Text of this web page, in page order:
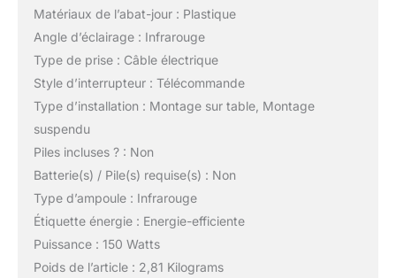
Matériaux de l’abat-jour : Plastique
Angle d’éclairage : Infrarouge
Type de prise : Câble électrique
Style d’interrupteur : Télécommande
Type d’installation : Montage sur table, Montage
suspendu
Piles incluses ? : Non
Batterie(s) / Pile(s) requise(s) : Non
Type d’ampoule : Infrarouge
Étiquette énergie : Energie-efficiente
Puissance : 150 Watts
Poids de l’article : 2,81 Kilograms